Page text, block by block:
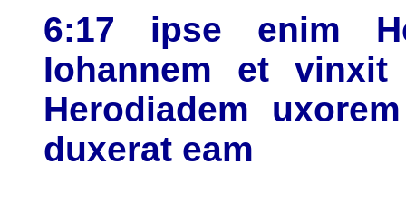
6:17 ipse enim
Iohannem et
Herodiadem
duxerat eam